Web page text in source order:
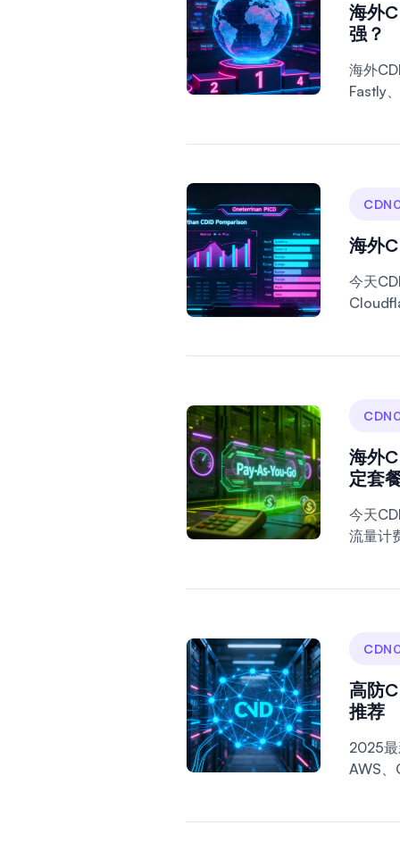
海外
强？
海外
Fastly
海外
今天
海外
定套
今天
流量计
高防
推荐
2025
AWS、